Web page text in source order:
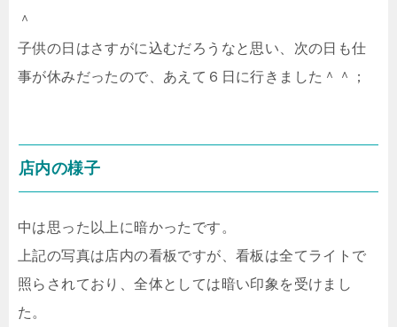
＾
子供の日はさすがに込むだろうなと思い、次の日も仕
事が休みだったので、あえて６日に行きました＾＾；
店内の様子
中は思った以上に暗かったです。
上記の写真は店内の看板ですが、看板は全てライトで
照らされており、全体としては暗い印象を受けまし
た。